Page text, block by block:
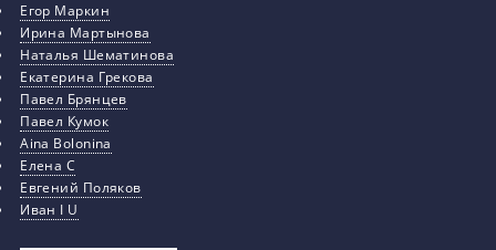
Егор Маркин
Ирина Мартынова
Наталья Шематинова
Екатерина Грекова
Павел Брянцев
Павел Кумок
Aina Bolonina
Елена С
Евгений Поляков
Иван I U